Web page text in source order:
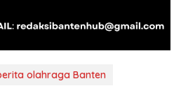
olahraga Banten